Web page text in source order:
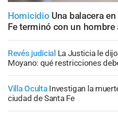
Homicidio Una balacera
Fe terminó con un
Revés judicial La Justicia le
Moyano: qué restricciones
Villa Oculta Investigan la
ciudad de Santa Fe